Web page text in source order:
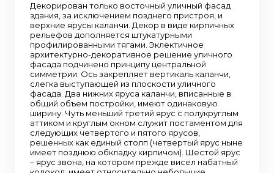
Декорирован только восточный уличный фасад
здания, за исключением позднего пристроя, и
верхние ярусы каланчи. Декор в виде кирпичных
рельефов дополняется штукатурными
профилированными тягами. Эклектичное
архитектурно-декоративное решение уличного
фасада подчинено принципу центральной
симметрии. Ось закрепляет вертикаль каланчи,
слегка выступающей из плоскости уличного
фасада. Два нижних яруса каланчи, вписанные в
общий объем постройки, имеют одинаковую
ширину. Чуть меньший третий ярус с полукруглым
аттиком и круглым окном служит постаментом для
следующих четвертого и пятого ярусов,
решенных как единый столп (четвертый ярус ныне
имеет позднюю обкладку кирпичом). Шестой ярус
– ярус звона, на котором прежде висел набатный